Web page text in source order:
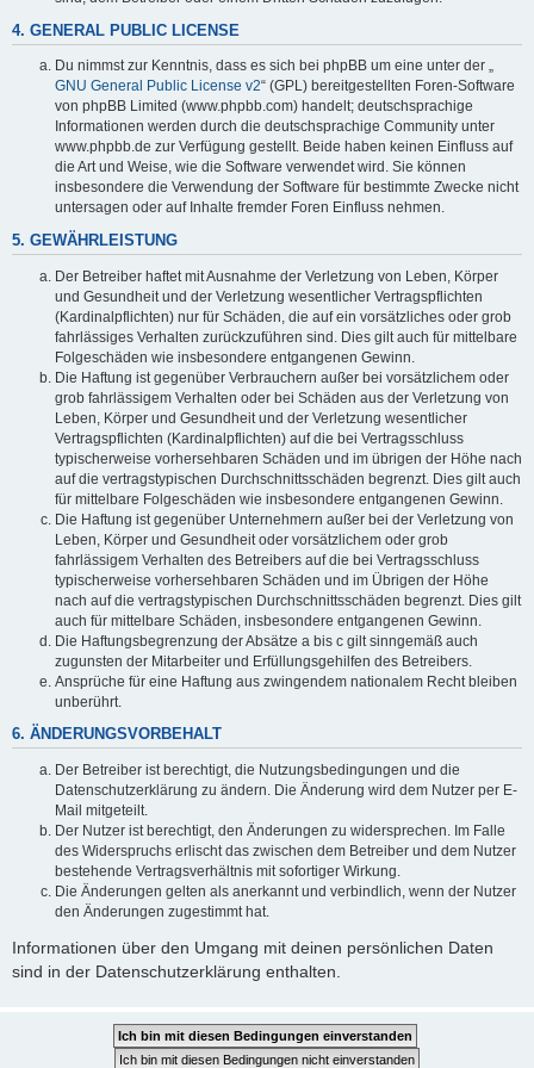
4. GENERAL PUBLIC LICENSE
Du nimmst zur Kenntnis, dass es sich bei phpBB um eine unter der „
GNU General Public License v2“ (GPL) bereitgestellten Foren-Software
von phpBB Limited (www.phpbb.com) handelt; deutschsprachige
Informationen werden durch die deutschsprachige Community unter
www.phpbb.de zur Verfügung gestellt. Beide haben keinen Einfluss auf
die Art und Weise, wie die Software verwendet wird. Sie können
insbesondere die Verwendung der Software für bestimmte Zwecke nicht
untersagen oder auf Inhalte fremder Foren Einfluss nehmen.
5. GEWÄHRLEISTUNG
Der Betreiber haftet mit Ausnahme der Verletzung von Leben, Körper
und Gesundheit und der Verletzung wesentlicher Vertragspflichten
(Kardinalpflichten) nur für Schäden, die auf ein vorsätzliches oder grob
fahrlässiges Verhalten zurückzuführen sind. Dies gilt auch für mittelbare
Folgeschäden wie insbesondere entgangenen Gewinn.
Die Haftung ist gegenüber Verbrauchern außer bei vorsätzlichem oder
grob fahrlässigem Verhalten oder bei Schäden aus der Verletzung von
Leben, Körper und Gesundheit und der Verletzung wesentlicher
Vertragspflichten (Kardinalpflichten) auf die bei Vertragsschluss
typischerweise vorhersehbaren Schäden und im übrigen der Höhe nach
auf die vertragstypischen Durchschnittsschäden begrenzt. Dies gilt auch
für mittelbare Folgeschäden wie insbesondere entgangenen Gewinn.
Die Haftung ist gegenüber Unternehmern außer bei der Verletzung von
Leben, Körper und Gesundheit oder vorsätzlichem oder grob
fahrlässigem Verhalten des Betreibers auf die bei Vertragsschluss
typischerweise vorhersehbaren Schäden und im Übrigen der Höhe
nach auf die vertragstypischen Durchschnittsschäden begrenzt. Dies gilt
auch für mittelbare Schäden, insbesondere entgangenen Gewinn.
Die Haftungsbegrenzung der Absätze a bis c gilt sinngemäß auch
zugunsten der Mitarbeiter und Erfüllungsgehilfen des Betreibers.
Ansprüche für eine Haftung aus zwingendem nationalem Recht bleiben
unberührt.
6. ÄNDERUNGSVORBEHALT
Der Betreiber ist berechtigt, die Nutzungsbedingungen und die
Datenschutzerklärung zu ändern. Die Änderung wird dem Nutzer per E-
Mail mitgeteilt.
Der Nutzer ist berechtigt, den Änderungen zu widersprechen. Im Falle
des Widerspruchs erlischt das zwischen dem Betreiber und dem Nutzer
bestehende Vertragsverhältnis mit sofortiger Wirkung.
Die Änderungen gelten als anerkannt und verbindlich, wenn der Nutzer
den Änderungen zugestimmt hat.
Informationen über den Umgang mit deinen persönlichen Daten
sind in der Datenschutzerklärung enthalten.